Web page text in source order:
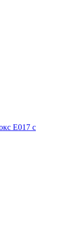
E017 с